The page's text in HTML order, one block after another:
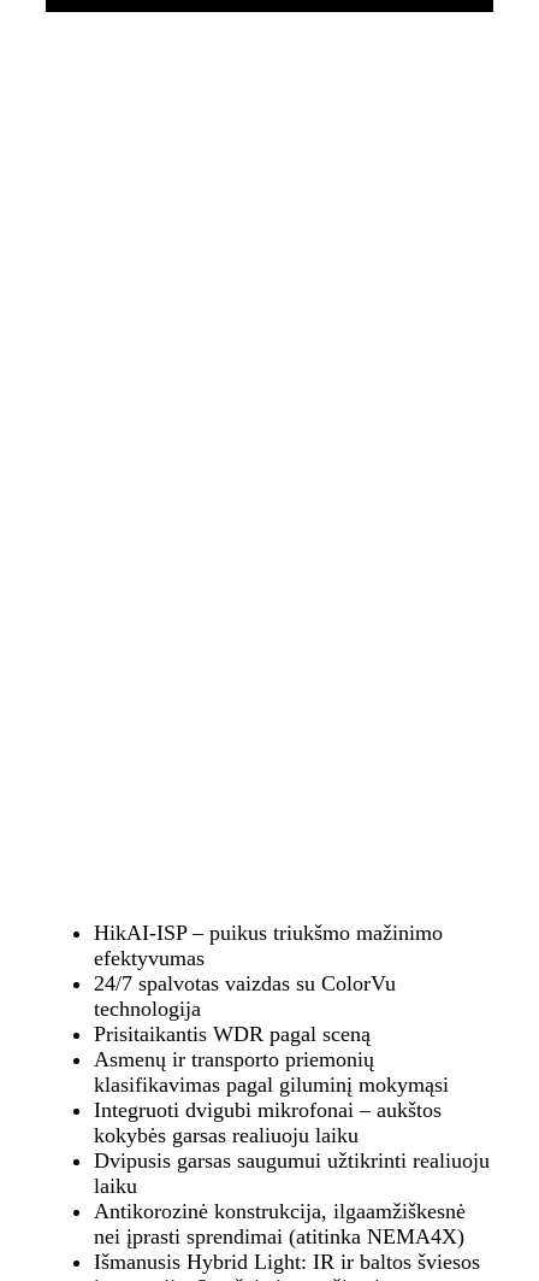
HikAI-ISP – puikus triukšmo mažinimo
efektyvumas
24/7 spalvotas vaizdas su ColorVu
technologija
Prisitaikantis WDR pagal sceną
Asmenų ir transporto priemonių
klasifikavimas pagal giluminį mokymąsi
Integruoti dvigubi mikrofonai – aukštos
kokybės garsas realiuoju laiku
Dvipusis garsas saugumui užtikrinti realiuoju
laiku
Antikorozinė konstrukcija, ilgaamžiškesnė
nei įprasti sprendimai (atitinka NEMA4X)
Išmanusis Hybrid Light: IR ir baltos šviesos